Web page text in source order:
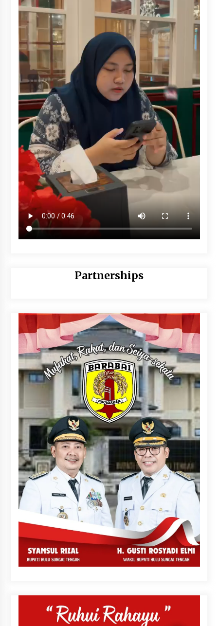
Partnerships